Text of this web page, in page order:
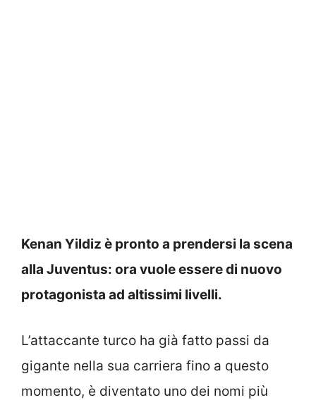
Kenan Yildiz è pronto a prendersi la scena
alla Juventus: ora vuole essere di nuovo
protagonista ad altissimi livelli.
L’attaccante turco ha già fatto passi da
gigante nella sua carriera fino a questo
momento, è diventato uno dei nomi più